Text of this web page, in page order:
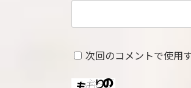
次回のコメントで使用